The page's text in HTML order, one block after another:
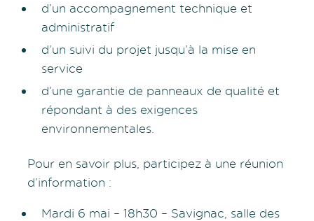
d’un accompagnement technique et
administratif
d’un suivi du projet jusqu’à la mise en
service
d’une garantie de panneaux de qualité et
répondant à des exigences
environnementales.
Pour en savoir plus, participez à une réunion
d’information :
Mardi 6 mai – 18h30 – Savignac, salle des